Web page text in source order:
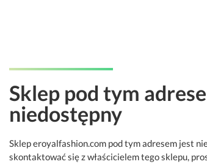
Sklep pod tym
niedostępny
Sklep eroyalfashion.com pod tym adresem jest
skontaktować się z właścicielem tego sklepu,